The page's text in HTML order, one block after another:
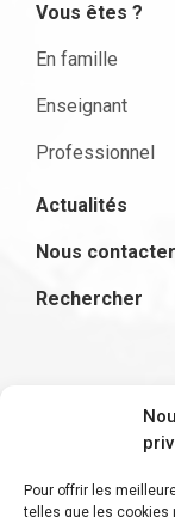
Pour offrir les
telles que les cookies
Vous êtes ?
En famille
Enseignant
Professionnel
Actualités
Nous contacter
Rechercher